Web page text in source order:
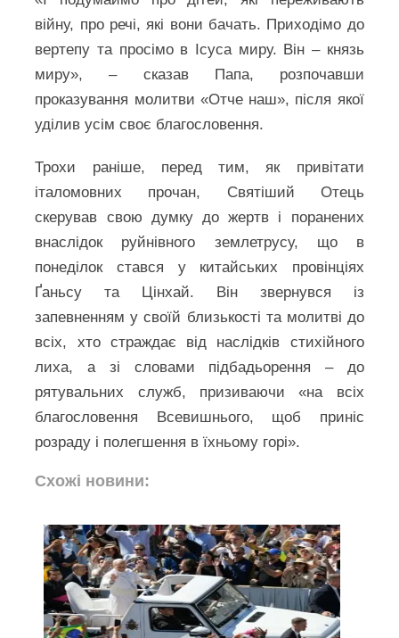
війну, про речі, які вони бачать. Приходімо до
вертепу та просімо в Ісуса миру. Він – князь
миру», – сказав Папа, розпочавши
проказування молитви «Отче наш», після якої
уділив усім своє благословення.
Трохи раніше, перед тим, як привітати
італомовних прочан, Святіший Отець
скерував свою думку до жертв і поранених
внаслідок руйнівного землетрусу, що в
понеділок стався у китайських провінціях
Ґаньсу та Цінхай. Він звернувся із
запевненням у своїй близькості та молитві до
всіх, хто страждає від наслідків стихійного
лиха, а зі словами підбадьорення – до
рятувальних служб, призиваючи «на всіх
благословення Всевишнього, щоб приніс
розраду і полегшення в їхньому горі».
Схожі новини: